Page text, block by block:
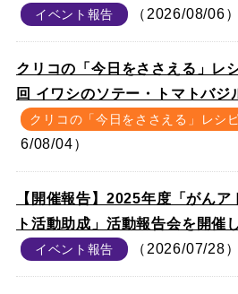
イベント報告 （2026/08/06）
クリコの「今日をささえる」レ
回 イワシのソテー・トマトバジ
クリコの「今日をささえる」レシ
6/08/04）
【開催報告】2025年度「がんア
ト活動助成」活動報告会を開催
イベント報告 （2026/07/28）